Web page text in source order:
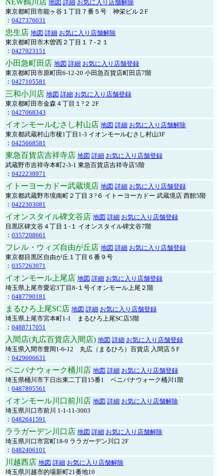
NEW鶴川店 地図 詳細 お気に入り店舗解除
東京都町田市能ヶ谷１丁目７番５号 神栄ビル２F
： 0427376031
忠生店 地図 詳細 お気に入り店舗解除
東京都町田市木曽西２丁目１７-２１
： 0427923151
小田急町田店 地図 詳細 お気に入り店舗登録
東京都町田市原町田6-12-20 小田急百貨店町田店7階
： 0427105581
三和小川店 地図 詳細 お気に入り店舗登録
東京都町田市金森４丁目１?２ 2F
： 0427068343
イオンモールむさし村山店 地図 詳細 お気に入り店舗解除
東京都武蔵村山市榎1丁目1-3 イオンモールむさし村山3F
： 0425668581
東急百貨店吉祥寺店 地図 詳細 お気に入り店舗登録
武蔵野市吉祥寺本町2-3-1 東急百貨店吉祥寺店5階
： 0422238971
イトーヨーカドー武蔵境店 地図 詳細 お気に入り店舗登録
東京都武蔵野市境南町２丁目３?６ イトーヨーカドー 武蔵境店 西館5階
： 0422303081
イオンスタイル碑文谷店 地図 詳細 お気に入り店舗登録
目黒区碑文谷４丁目１-１ イオンスタイル碑文谷7階
： 0357208661
フレル・ウィズ自由が丘店 地図 詳細 お気に入り店舗登録
東京都目黒区自由が丘１丁目６番９号
： 0357263071
イオンモール上尾店 地図 詳細 お気に入り店舗登録
埼玉県上尾市愛宕3丁目8-１号イオンモール上尾２階
： 0487790181
まるひろ上尾SC店 地図 詳細 お気に入り店舗登録
埼玉県上尾市宮本町1-1 まるひろ上尾SC店5階
： 0488717051
入間店(丸広百貨店入間店) 地図 詳細 お気に入り店舗登録
埼玉県入間市豊岡1-6-12 丸広（まるひろ）百貨店 入間店５F
： 0429606631
ベニバナウォーク桶川店 地図 詳細 お気に入り店舗登録
埼玉県桶川市下日出東二丁目15番1 ベニバナウォーク桶川1階
： 0487895561
イオンモール川口前川店 地図 詳細 お気に入り店舗解除
埼玉県川口市前川 1-1-11-3003
： 0482641591
ララガーデン川口店 地図 詳細 お気に入り店舗解除
埼玉県川口市宮町18-9 ララガーデン川口 2F
： 0482406101
川越西店 地図 詳細 お気に入り店舗解除
埼玉県川越市的場新町21番地10